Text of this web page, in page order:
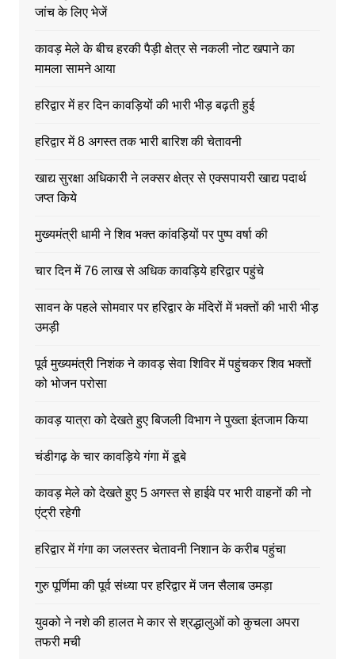
जांच के लिए भेजें
कावड़ मेले के बीच हरकी पैड़ी क्षेत्र से नकली नोट खपाने का
मामला सामने आया
हरिद्वार में हर दिन कावड़ियों की भारी भीड़ बढ़ती हुई
हरिद्वार में 8 अगस्त तक भारी बारिश की चेतावनी
खाद्य सुरक्षा अधिकारी ने लक्सर क्षेत्र से एक्सपायरी खाद्य पदार्थ
जप्त किये
मुख्यमंत्री धामी ने शिव भक्त कांवड़ियों पर पुष्प वर्षा की
चार दिन में 76 लाख से अधिक कावड़िये हरिद्वार पहुंचे
सावन के पहले सोमवार पर हरिद्वार के मंदिरों में भक्तों की भारी भीड़
उमड़ी
पूर्व मुख्यमंत्री निशंक ने कावड़ सेवा शिविर में पहुंचकर शिव भक्तों
को भोजन परोसा
कावड़ यात्रा को देखते हुए बिजली विभाग ने पुख्ता इंतजाम किया
चंडीगढ़ के चार कावड़िये गंगा में डूबे
कावड़ मेले को देखते हुए 5 अगस्त से हाईवे पर भारी वाहनों की नो
एंट्री रहेगी
हरिद्वार में गंगा का जलस्तर चेतावनी निशान के करीब पहुंचा
गुरु पूर्णिमा की पूर्व संध्या पर हरिद्वार में जन सैलाब उमड़ा
युवको ने नशे की हालत मे कार से श्रद्धालुओं को कुचला अपरा
तफरी मची